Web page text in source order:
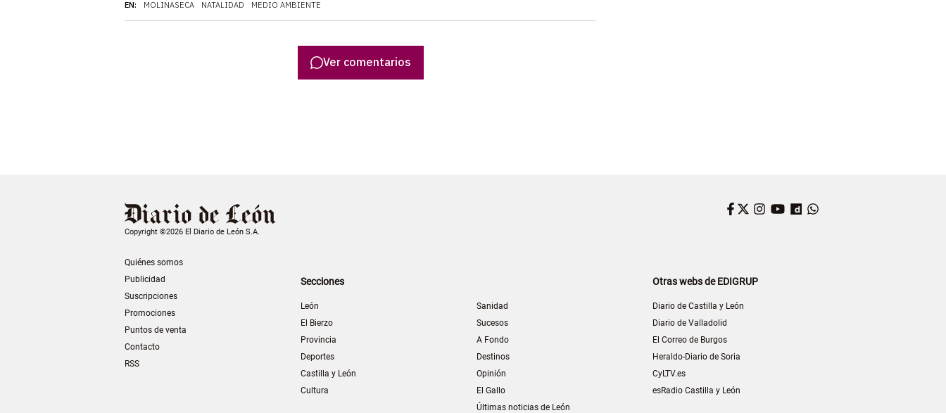
EN: MOLINASECA NATALIDAD MEDIO AMBIENTE
Ver comentarios
Copyright ©2026 El Diario de León S.A.
Quiénes somos
Publicidad
Suscripciones
Promociones
Puntos de venta
Contacto
RSS
Facebook
Twitter
Instagram
YouTube
Dailymotion
Secciones
León
El Bierzo
Provincia
Deportes
Castilla y León
Cultura
Sanidad
Sucesos
A Fondo
Destinos
Opinión
El Gallo
Últimas noticias de León
Otras webs de EDIGRUP
Diario de Castilla y León
Diario de Valladolid
El Correo de Burgos
Heraldo-Diario de Soria
CyLTV.es
esRadio Castilla y León